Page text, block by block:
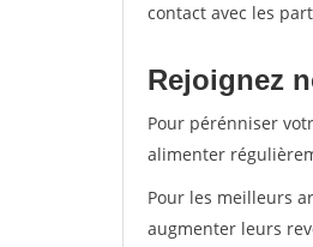
contact avec les
Rejoignez
Pour pérénniser
alimenter
Pour les meilleurs
augmenter leurs